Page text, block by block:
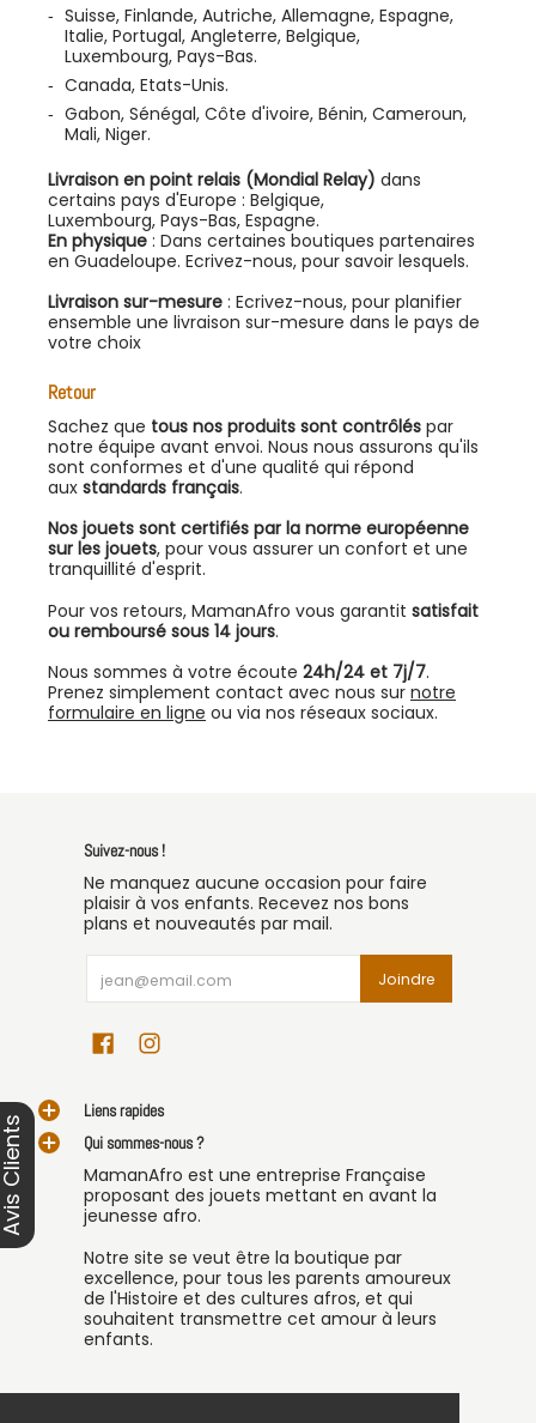
Suisse, Finlande, Autriche, Allemagne, Espagne,
Italie, Portugal, Angleterre, Belgique,
Luxembourg, Pays-Bas.
Canada, Etats-Unis.
Gabon, Sénégal, Côte d'ivoire, Bénin, Cameroun,
Mali, Niger.
Livraison en point relais (Mondial Relay) dans
certains pays d'Europe : Belgique,
Luxembourg, Pays-Bas, Espagne.
En physique : Dans certaines boutiques partenaires
en Guadeloupe. Ecrivez-nous, pour savoir lesquels.
Livraison sur-mesure : Ecrivez-nous, pour planifier
ensemble une livraison sur-mesure dans le pays de
votre choix
Retour
Sachez que tous nos produits sont contrôlés par
notre équipe avant envoi. Nous nous assurons qu'ils
sont conformes et d'une qualité qui répond
aux standards français.
Nos jouets sont certifiés par la norme européenne
sur les jouets, pour vous assurer un confort et une
tranquillité d'esprit.
Pour vos retours, MamanAfro vous garantit satisfait
ou remboursé sous 14 jours.
Nous sommes à votre écoute 24h/24 et 7j/7.
Prenez simplement contact avec nous sur notre
formulaire en ligne ou via nos réseaux sociaux.
Suivez-nous !
Ne manquez aucune occasion pour faire
plaisir à vos enfants. Recevez nos bons
plans et nouveautés par mail.
Joindre
Liens rapides
Qui sommes-nous ?
MamanAfro est une entreprise Française
proposant des jouets mettant en avant la
jeunesse afro.
Notre site se veut être la boutique par
excellence, pour tous les parents amoureux
de l'Histoire et des cultures afros, et qui
souhaitent transmettre cet amour à leurs
enfants.